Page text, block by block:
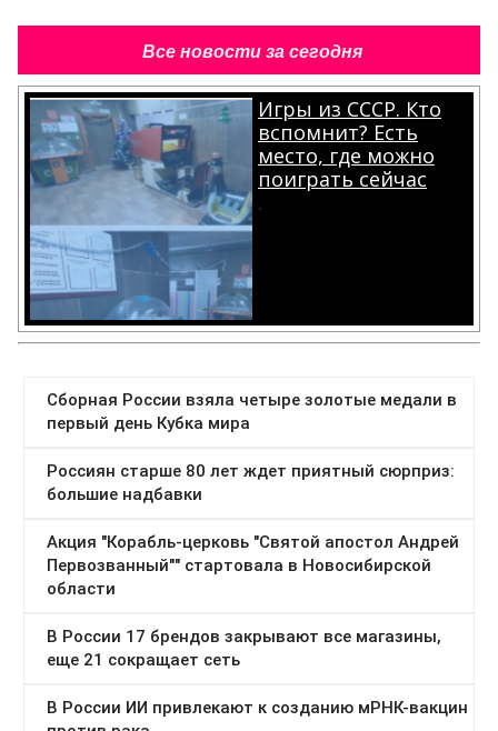
Все новости за сегодня
Игры из СССР. Кто
вспомнит? Есть
место, где можно
поиграть сейчас
.